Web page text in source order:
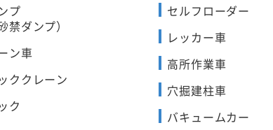
プ
禁ダンプ）
ン車
ククレーン
ク
セルフローダー
レッカー車
高所作業車
穴掘建柱車
バキュームカー